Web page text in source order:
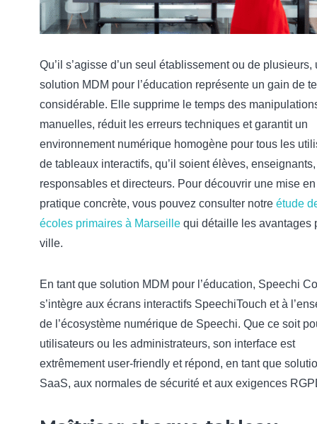
Qu’il s’agisse d’un seul établissement ou de plusieurs,
solution MDM pour l’éducation représente un gain de
considérable. Elle supprime le temps des
manuelles, réduit les erreurs techniques et garantit un
environnement numérique homogène pour tous les
de tableaux interactifs, qu’il soient élèves,
responsables et directeurs. Pour découvrir une mise en
pratique concrète, vous pouvez consulter notre étude
écoles primaires à Marseille qui détaille les avantages
ville.
En tant que solution MDM pour l’éducation, Speechi
s’intègre aux écrans interactifs SpeechiTouch et à
de l’écosystème numérique de Speechi. Que ce soit
utilisateurs ou les administrateurs, son interface est
extrêmement user-friendly et répond, en tant que
SaaS, aux normales de sécurité et aux exigences